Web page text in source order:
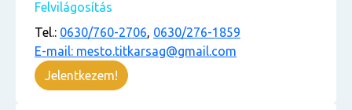
Felvilágosítás
Tel.: 0630/760-2706, 0630/276-1859
E-mail: mesto.titkarsag@gmail.com
Jelentkezem!